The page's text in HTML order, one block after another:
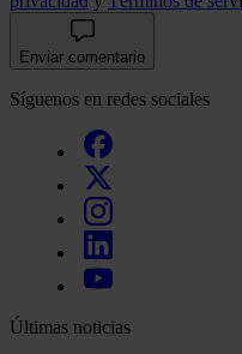
Enviar comentario
Síguenos en redes sociales
Últimas noticias